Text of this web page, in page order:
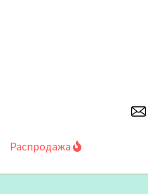
Распродажа